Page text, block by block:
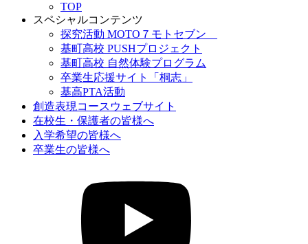
TOP
スペシャルコンテンツ
探究活動 MOTO７モトセブン
基町高校 PUSHプロジェクト
基町高校 自然体験プログラム
卒業生応援サイト「桐志」
基高PTA活動
創造表現コースウェブサイト
在校生・保護者の皆様へ
入学希望の皆様へ
卒業生の皆様へ